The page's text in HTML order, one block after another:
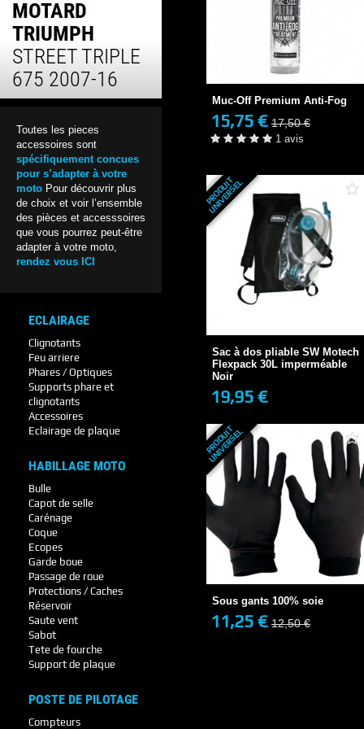
MOTARD
TRIUMPH
STREET TRIPLE
675 2007-16
Toutes les pieces
accessoires sont
spécifiquement concues
pour s’adapter à votre
moto Pour découvrir plus
de choix et voir l’ensemble
des pièces et accesssoires
que vous pourrez peut-être
adapter à votre moto,
rendez vous ICI
ECLAIRAGE
Clignotants
Feu arriere
Phares / Optiques
Supports phare et
clignotants
Accessoires
Eclairage de plaque
HABILLAGE MOTO
Bulle
Capot de selle
Carénage
Coque
Ecopes
Garde boue
Passage de roue
Protections / Caches
Réservoir
Saute vent
Sabot
Tete de fourche
Support de plaque
POSTE DE PILOTAGE
Compteurs
Muc-Off Premium Anti-Fog
15,75 € 17,50 €
Muc-Off Premium Anti-Fog
15,75 €17,50 €
EN STOCK
1 avis
+ DE DÉTAILS
1 avis
P
R
O
D
U
I
T
U
N
I
V
E
R
S
E
L
Sac à dos pliable SW Motech
Flexpack 30L imperméable
Noir
19,95 €
19,95 € 3-4 JOURS
P
R
O
D
U
I
T
U
N
I
V
E
R
S
E
L
Sous gants 100% soie
11,25 € 12,50 €
Sous gants 100% soie
11,25 €
12,50 €
EN STOCK
+ DE DÉTAILS